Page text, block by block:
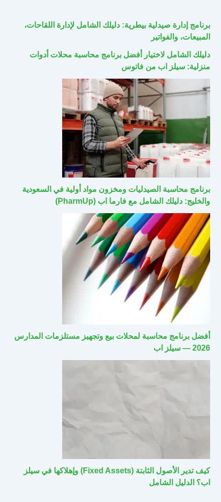
برنامج إدارة صيدلية بيطرية: دليلك الشامل لإدارة اللقاحات،
المبيعات، والفواتير
دليلك الشامل لاختيار أفضل برنامج محاسبة محلات أدوات
منزلية: سيلز اب من فاتوس
برنامج محاسبة الصيدليات ومخزون مواد أولية في السعودية
والخليج: دليلك الشامل مع فارما اب (PharmUp)
أفضل برنامج محاسبة لمحلات بيع وتجهيز مستلزمات المدارس
2026 — سيلز اب
كيف تدير الأصول الثابتة (Fixed Assets) وإهلاكها في سيلز
اب؟ الدليل الشامل